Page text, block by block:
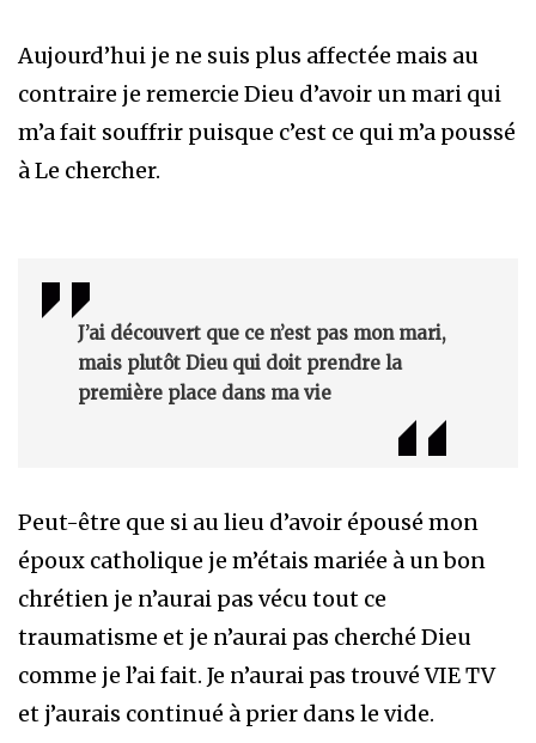
Aujourd’hui je ne suis plus affectée mais au
contraire je remercie Dieu d’avoir un mari qui
m’a fait souffrir puisque c’est ce qui m’a poussé
à Le chercher.
J’ai découvert que ce n’est pas mon mari,
mais plutôt Dieu qui doit prendre la
première place dans ma vie
Peut-être que si au lieu d’avoir épousé mon
époux catholique je m’étais mariée à un bon
chrétien je n’aurai pas vécu tout ce
traumatisme et je n’aurai pas cherché Dieu
comme je l’ai fait. Je n’aurai pas trouvé VIE TV
et j’aurais continué à prier dans le vide.